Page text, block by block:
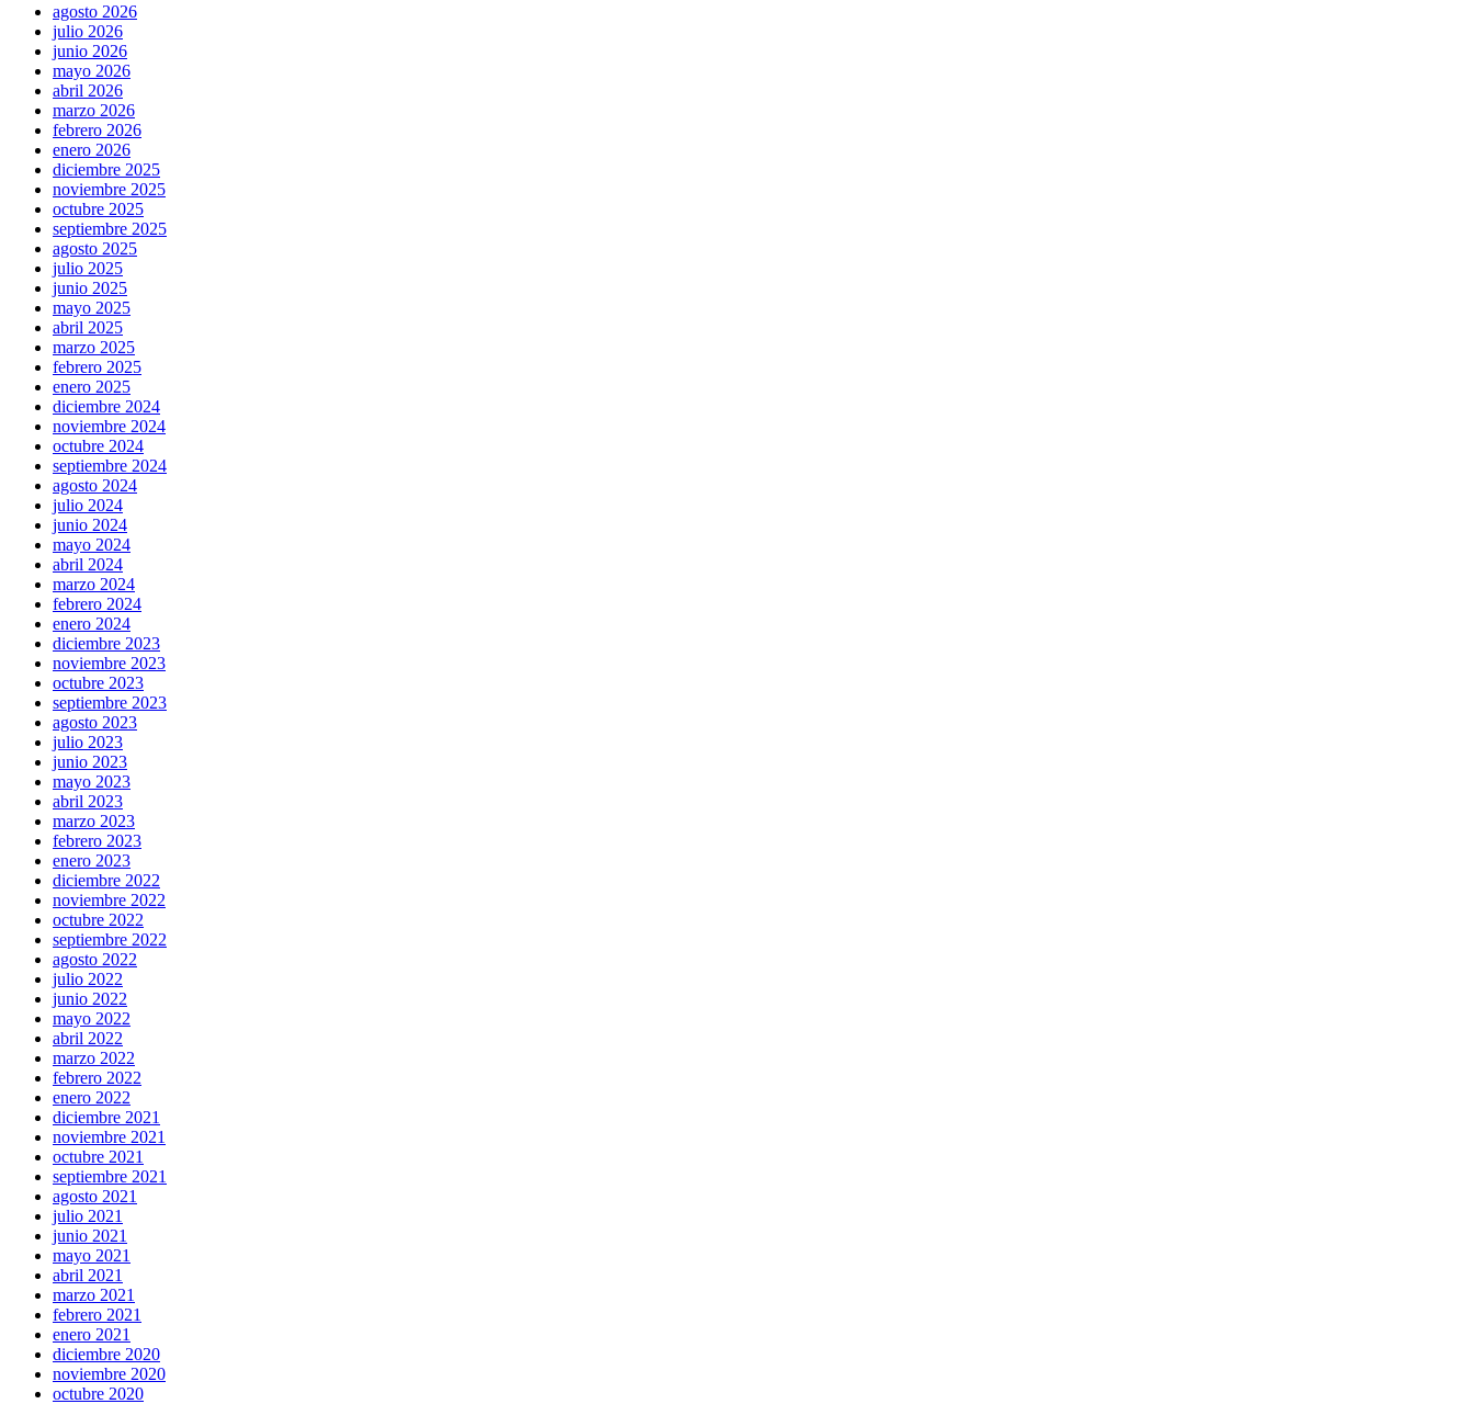
agosto 2026
julio 2026
junio 2026
mayo 2026
abril 2026
marzo 2026
febrero 2026
enero 2026
diciembre 2025
noviembre 2025
octubre 2025
septiembre 2025
agosto 2025
julio 2025
junio 2025
mayo 2025
abril 2025
marzo 2025
febrero 2025
enero 2025
diciembre 2024
noviembre 2024
octubre 2024
septiembre 2024
agosto 2024
julio 2024
junio 2024
mayo 2024
abril 2024
marzo 2024
febrero 2024
enero 2024
diciembre 2023
noviembre 2023
octubre 2023
septiembre 2023
agosto 2023
julio 2023
junio 2023
mayo 2023
abril 2023
marzo 2023
febrero 2023
enero 2023
diciembre 2022
noviembre 2022
octubre 2022
septiembre 2022
agosto 2022
julio 2022
junio 2022
mayo 2022
abril 2022
marzo 2022
febrero 2022
enero 2022
diciembre 2021
noviembre 2021
octubre 2021
septiembre 2021
agosto 2021
julio 2021
junio 2021
mayo 2021
abril 2021
marzo 2021
febrero 2021
enero 2021
diciembre 2020
noviembre 2020
octubre 2020